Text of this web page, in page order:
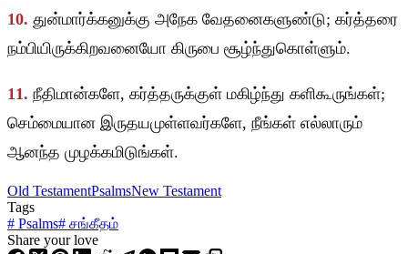
10. துன்மார்க்கனுக்கு அநேக வேதனைகளுண்டு; கர்த்தரை
நம்பியிருக்கிறவனையோ கிருபை சூழ்ந்துகொள்ளும்.
11. நீதிமான்களே, கர்த்தருக்குள் மகிழ்ந்து களிகூருங்கள்;
செம்மையான இருதயமுள்ளவர்களே, நீங்கள் எல்லாரும்
ஆனந்த முழக்கமிடுங்கள்.
Old TestamentPsalmsNew Testament
Tags
# Psalms# சங்கீதம்
Share your love